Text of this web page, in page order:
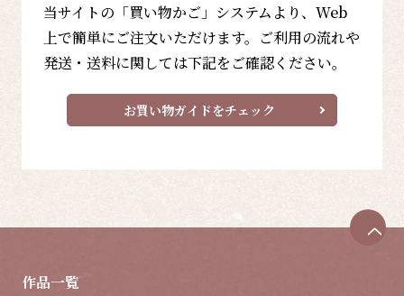
当サイトの「買い物かご」システムより、Web
上で簡単にご注文いただけます。ご利用の流れや
発送・送料に関しては下記をご確認ください。
お買い物ガイドをチェック
作品一覧
ペ